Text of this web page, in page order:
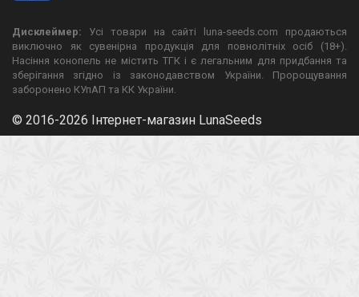
Дисклеймер: Усі товари на сайті luna-seeds.com продаються
виключно як сувенірна продукція для повнолітніх осіб (18+).
Насіння конопель не містить ТГК і є легальним для придбання та
зберігання згідно із законодавством України. Пророщування
заборонено КУпАП та КК України.
© 2016-2026 Інтернет-магазин LunaSeeds